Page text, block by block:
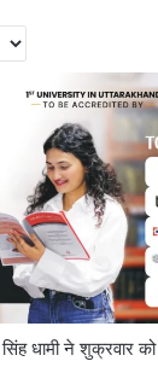
धामी ने शुक्रवार को